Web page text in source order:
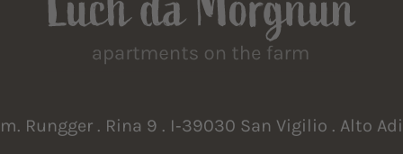
Rungger . Rina 9 . I‑39030 San Vigilio . Alto